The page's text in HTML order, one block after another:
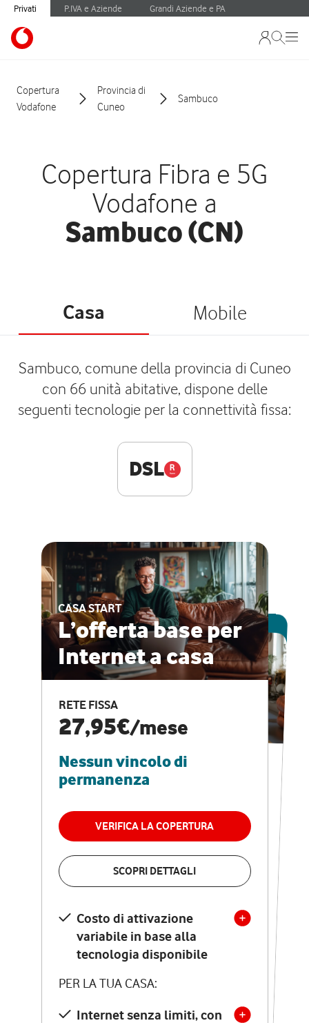
Privati P.IVA e Aziende Grandi Aziende e PA
Copertura
Vodafone
Provincia di
Cuneo
Sambuco
Copertura Fibra e 5G
Vodafone a
Sambuco (CN)
Casa Mobile
Sambuco, comune della provincia di Cuneo
con 66 unità abitative, dispone delle
seguenti tecnologie per la connettività fissa:
DSL
CASA START
L’offerta base per
Internet a casa
RETE FISSA
27,95€/mese
Nessun vincolo di
permanenza
VERIFICA LA COPERTURA
SCOPRI DETTAGLI
Costo di attivazione
variabile in base alla
tecnologia disponibile
PER LA TUA CASA:
Internet senza limiti, con
ESCLUSIVA ONLINE
CASA PRO
Internet veloce e
vantaggi speciali
RETE FISSA + VODAFONE CLUB
29,95€
permanenza
VERIFICA LA COPERTURA
Costo di attivazione
variabile in base alla
tecnologia disponibile
PER LA TUA CASA:
Internet senza limiti, con
la migliore tecnologia